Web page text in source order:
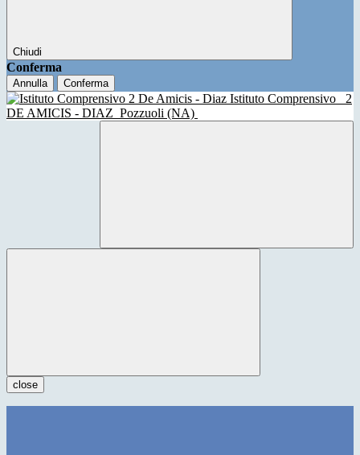
Chiudi
Conferma
Annulla Conferma
Istituto Comprensivo
2
DE AMICIS - DIAZ Pozzuoli (NA)
close